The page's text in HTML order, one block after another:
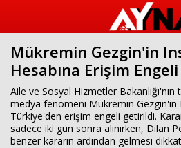
sohbet
cinsel
sohbet
sohbet
mobil
sohbet
islami
sohbetler
Mükremin Gezgin'in
Hesabına Erişim Engeli
Aile ve Sosyal Hizmetler
medya fenomeni Mükremin Gezgin'in
Türkiye'den erişim engeli getirildi.
sadece iki gün sonra alınırken, Dilan
benzer kararın ardından gelmesi